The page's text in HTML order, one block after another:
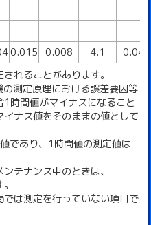
0.015 0.008 4.1
0.04
れることがあります。
の測定原理における誤差要因等
時間値がマイナスになること
ナス値をそのままの値として
であり、1時間値の測定値は
テナンス中のときは、
は測定を行っていない項目で